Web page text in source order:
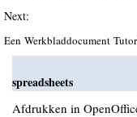
Next:
Een Werkbladdocument
spreadsheets
Afdrukken in